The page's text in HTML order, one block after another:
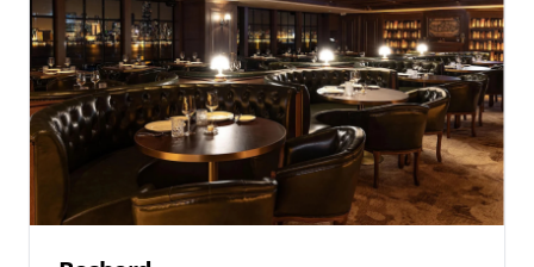
是浪漫約會，Gaijin都能提供難忘的用餐體驗，讓您在品
嚐法日融合料理的同時，感受兩種飲食文化碰撞所帶來的
驚喜。